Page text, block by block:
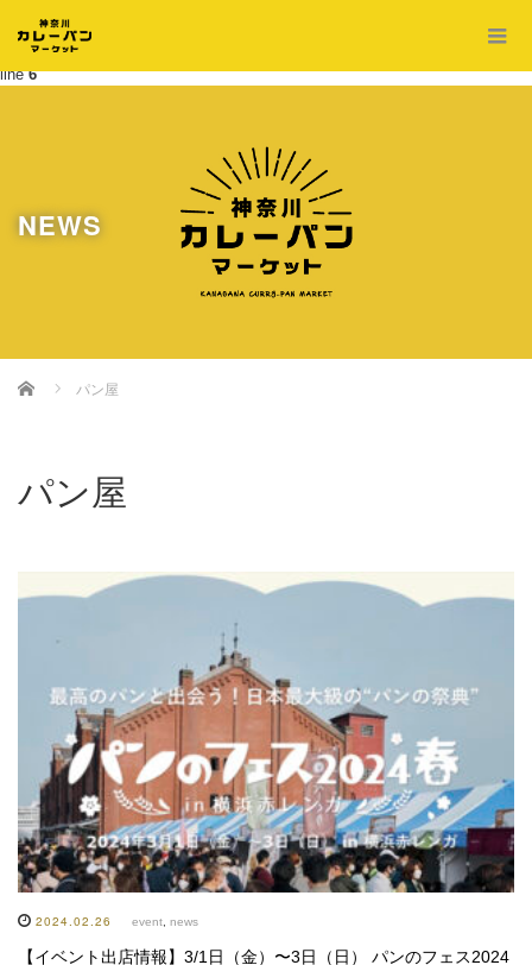
Warning: Undefined property: WP_Error::$cat_ID in
/home/soldeco/curry-
pan.com/public_html/wp-content/themes/amore_tcd028/archive.php
line6
NEWS
Home パン屋
パン屋
2024.02.26 event news
【イベント出店情報】3/1日（金）〜3日（日） パンのフェス2024